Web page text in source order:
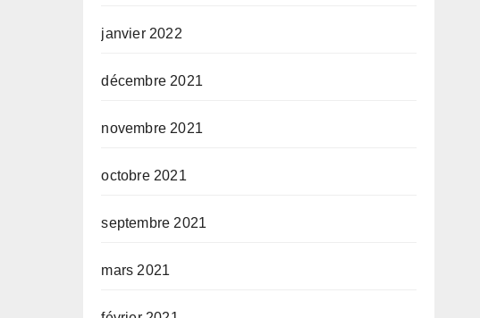
janvier 2022
décembre 2021
novembre 2021
octobre 2021
septembre 2021
mars 2021